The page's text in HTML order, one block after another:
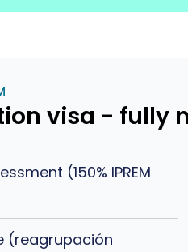
visa - fully
(150% IPREM
(reagrupación